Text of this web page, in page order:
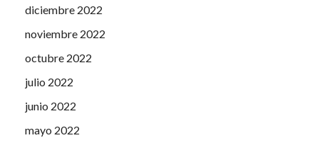
diciembre 2022
noviembre 2022
octubre 2022
julio 2022
junio 2022
mayo 2022